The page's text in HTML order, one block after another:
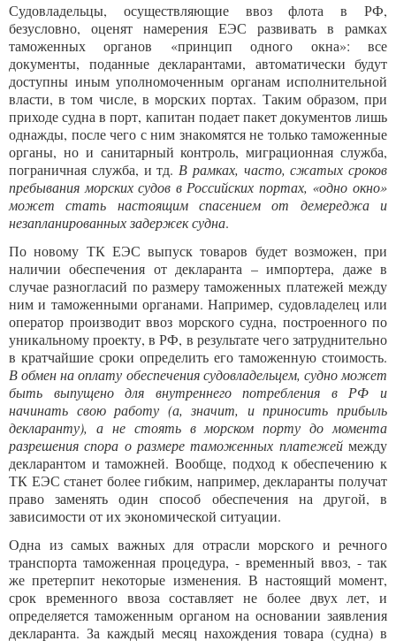
Судовладельцы, осуществляющие ввоз флота в РФ,
безусловно, оценят намерения ЕЭС развивать в рамках
таможенных органов «принцип одного окна»: все
документы, поданные декларантами, автоматически будут
доступны иным уполномоченным органам исполнительной
власти, в том числе, в морских портах. Таким образом, при
приходе судна в порт, капитан подает пакет документов лишь
однажды, после чего с ним знакомятся не только таможенные
органы, но и санитарный контроль, миграционная служба,
пограничная служба, и тд. В рамках, часто, сжатых сроков
пребывания морских судов в Российских портах, «одно окно»
может стать настоящим спасением от демереджа и
незапланированных задержек судна.
По новому ТК ЕЭС выпуск товаров будет возможен, при
наличии обеспечения от декларанта – импортера, даже в
случае разногласий по размеру таможенных платежей между
ним и таможенными органами. Например, судовладелец или
оператор производит ввоз морского судна, построенного по
уникальному проекту, в РФ, в результате чего затруднительно
в кратчайшие сроки определить его таможенную стоимость.
В обмен на оплату обеспечения судовладельцем, судно может
быть выпущено для внутреннего потребления в РФ и
начинать свою работу (а, значит, и приносить прибыль
декларанту), а не стоять в морском порту до момента
разрешения спора о размере таможенных платежеймежду
декларантом и таможней. Вообще, подход к обеспечению к
ТК ЕЭС станет более гибким, например, декларанты получат
право заменять один способ обеспечения на другой, в
зависимости от их экономической ситуации.
Одна из самых важных для отрасли морского и речного
транспорта таможенная процедура, - временный ввоз, - так
же претерпит некоторые изменения. В настоящий момент,
срок временного ввоза составляет не более двух лет, и
определяется таможенным органом на основании заявления
декларанта. За каждый месяц нахождения товара (судна) в